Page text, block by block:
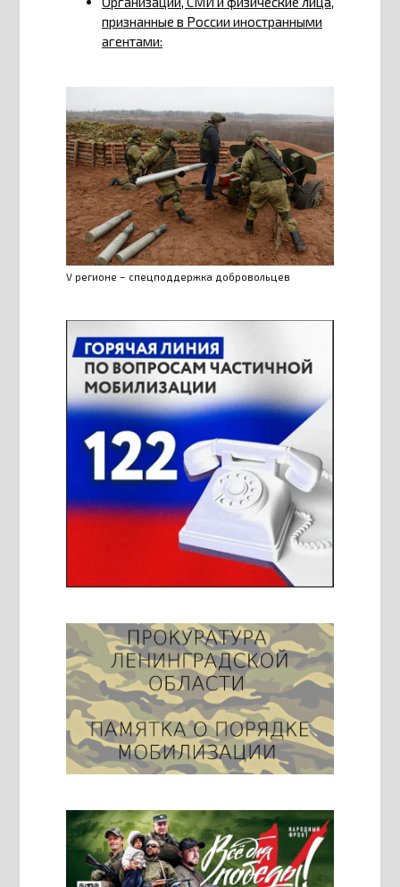
признанные в России иностранными
агентами:
V регионе – спецподдержка добровольцев